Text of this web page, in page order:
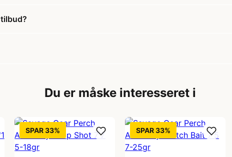
Du er måske interesseret i
SPAR 33% SPAR 33%